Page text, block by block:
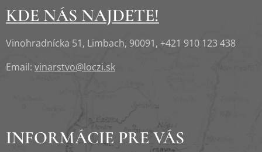
KDE NÁS NAJDETE!
Vinohradnícka 51, Limbach, 90091, +421 910 123 438
Email: vinarstvo@loczi.sk
INFORMÁCIE PRE VÁS